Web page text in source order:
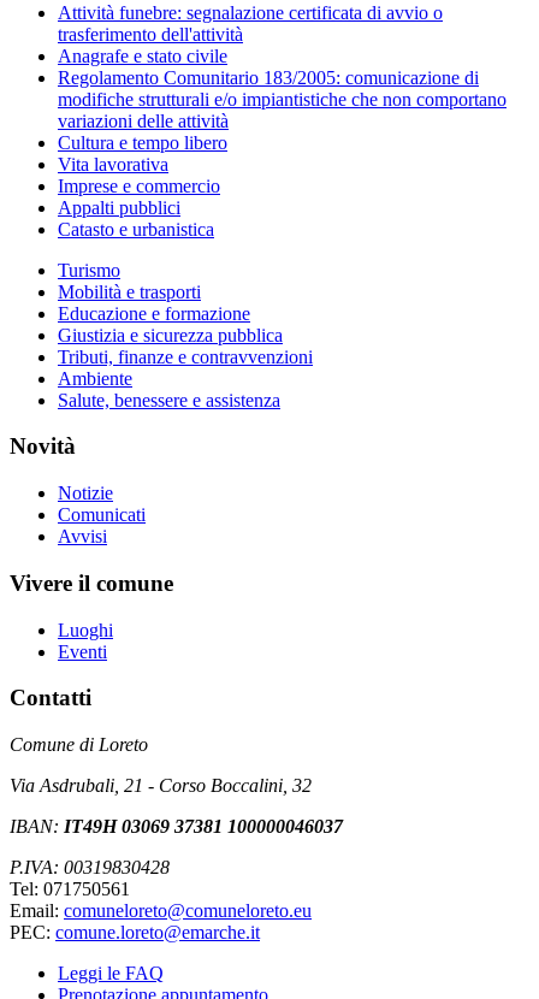
Attività funebre: segnalazione certificata di avvio o
trasferimento dell'attività
Anagrafe e stato civile
Regolamento Comunitario 183/2005: comunicazione di
modifiche strutturali e/o impiantistiche che non comportano
variazioni delle attività
Cultura e tempo libero
Vita lavorativa
Imprese e commercio
Appalti pubblici
Catasto e urbanistica
Turismo
Mobilità e trasporti
Educazione e formazione
Giustizia e sicurezza pubblica
Tributi, finanze e contravvenzioni
Ambiente
Salute, benessere e assistenza
Novità
Notizie
Comunicati
Avvisi
Vivere il comune
Luoghi
Eventi
Contatti
Comune di Loreto
Via Asdrubali, 21 - Corso Boccalini, 32
IBAN: IT49H 03069 37381 100000046037
P.IVA: 00319830428
Tel: 071750561
Email: comuneloreto@comuneloreto.eu
PEC: comune.loreto@emarche.it
Leggi le FAQ
Prenotazione appuntamento